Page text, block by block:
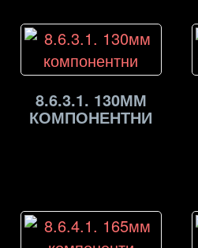
8.6.3.1. 130ММ
КОМПОНЕНТНИ